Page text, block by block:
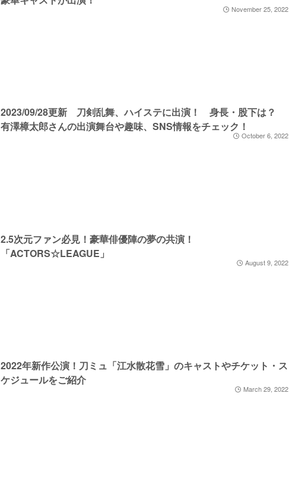
November 25, 2022
2023/09/28更新 刀剣乱舞、ハイステに出演！ 身長・股下は？
有澤樟太郎さんの出演舞台や趣味、SNS情報をチェック！
October 6, 2022
2.5次元ファン必見！豪華俳優陣の夢の共演！
「ACTORS☆LEAGUE」
August 9, 2022
2022年新作公演！刀ミュ「江水散花雪」のキャストやチケット・ス
ケジュールをご紹介
March 29, 2022